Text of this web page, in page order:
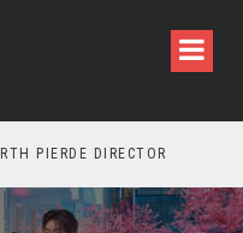
PIERDE DIRECTOR